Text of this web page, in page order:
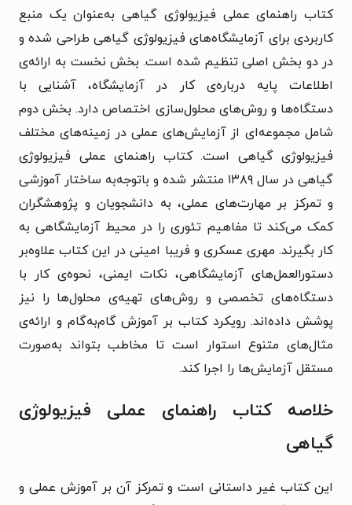
کتاب راهنمای عملی فیزیولوژی گیاهی به‌عنوان یک منبع
کاربردی برای آزمایشگاه‌های فیزیولوژی گیاهی طراحی شده و
در دو بخش اصلی تنظیم شده است. بخش نخست به ارائه‌ی
اطلاعات پایه درباره‌ی کار در آزمایشگاه، آشنایی با
دستگاه‌ها و روش‌های محلول‌سازی اختصاص دارد. بخش دوم
شامل مجموعه‌ای از آزمایش‌های عملی در زمینه‌های مختلف
فیزیولوژی گیاهی است. کتاب راهنمای عملی فیزیولوژی
گیاهی در سال ۱۳۸۹ منتشر شده و باتوجه‌به ساختار آموزشی
و تمرکز بر مهارت‌های عملی، به دانشجویان و پژوهشگران
کمک می‌کند تا مفاهیم تئوری را در محیط آزمایشگاهی به
کار بگیرند. مهری عسکری و فریبا امینی در این کتاب علاوه‌بر
دستورالعمل‌های آزمایشگاهی، نکات ایمنی، نحوه‌ی کار با
دستگاه‌های تخصصی و روش‌های تهیه‌ی محلول‌ها را نیز
پوشش داده‌اند. رویکرد کتاب بر آموزش گام‌به‌گام و ارائه‌ی
مثال‌های متنوع استوار است تا مخاطب بتواند به‌صورت
مستقل آزمایش‌ها را اجرا کند.
خلاصه کتاب راهنمای عملی فیزیولوژی
گیاهی
این کتاب غیر داستانی است و تمرکز آن بر آموزش عملی و